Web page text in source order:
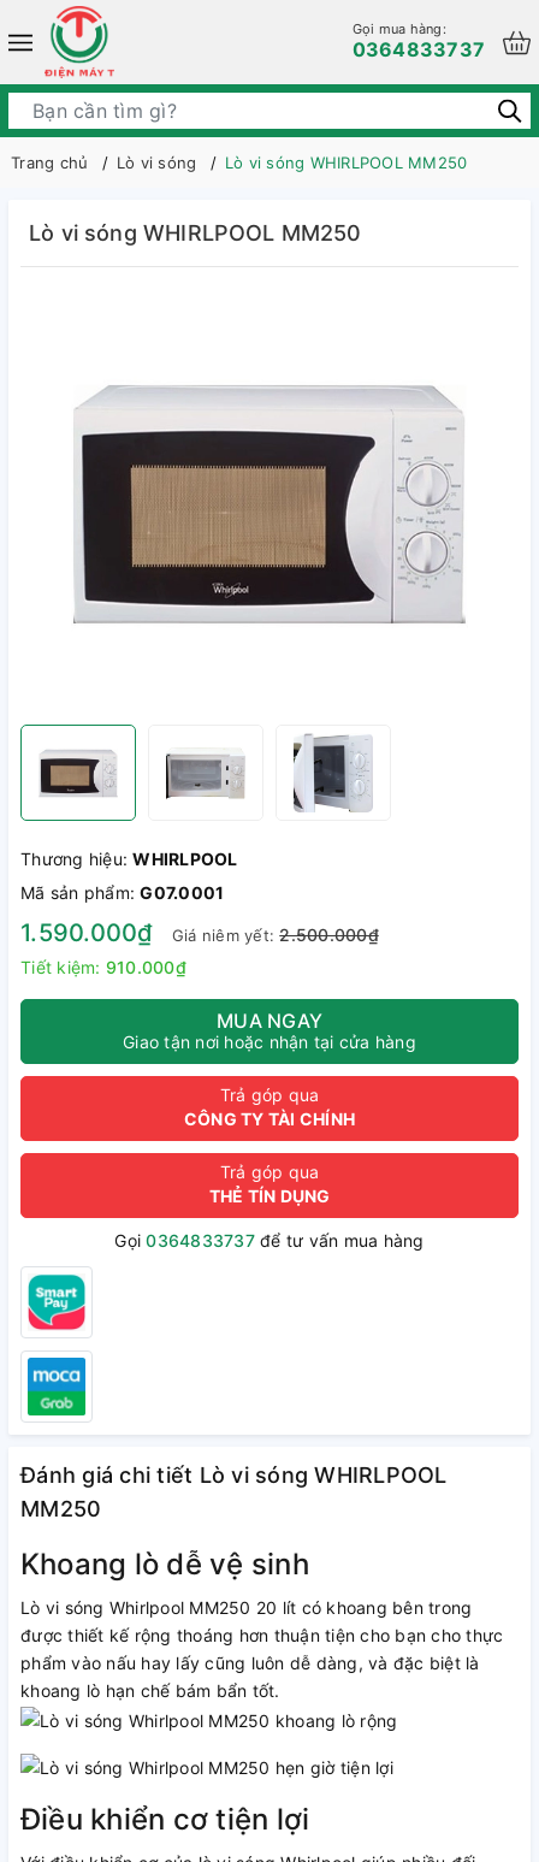
Gọi mua hàng:
0364833737
Trang chủ Lò vi sóng Lò vi sóng WHIRLPOOL MM250
Lò vi sóng WHIRLPOOL MM250
Thương hiệu:WHIRLPOOL
Mã sản phẩm:G07.0001
1.590.000₫ Giá niêm yết:2.500.000₫
Tiết kiệm: 910.000₫
MUA NGAY
Giao tận nơi hoặc nhận tại cửa hàng
Trả góp qua
CÔNG TY TÀI CHÍNH
Trả góp qua
THẺ TÍN DỤNG
Gọi0364833737để tư vấn mua hàng
Đánh giá chi tiết Lò vi sóng WHIRLPOOL
MM250
Khoang lò dễ vệ sinh
Lò vi sóng Whirlpool MM250 20 lít có khoang bên trong
được thiết kế rộng thoáng hơn thuận tiện cho bạn cho thực
phẩm vào nấu hay lấy cũng luôn dễ dàng, và đặc biệt là
khoang lò hạn chế bám bẩn tốt.
Điều khiển cơ tiện lợi